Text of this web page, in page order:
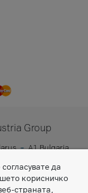
Group
A1 Bulgaria
да
корисничко
страната,